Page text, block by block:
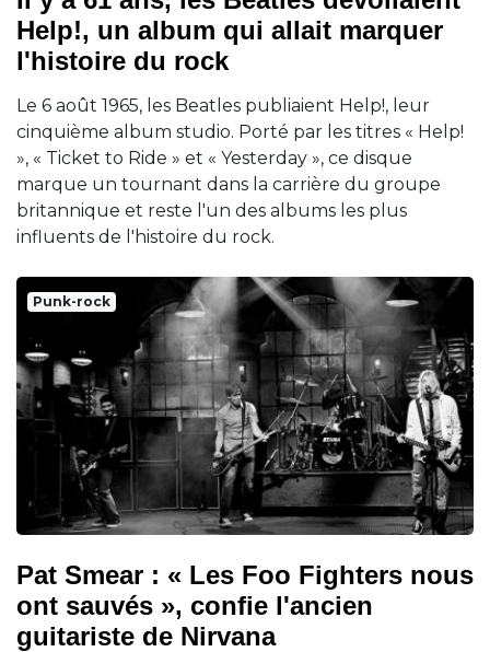
Help!, un album qui allait marquer
l'histoire du rock
Le 6 août 1965, les Beatles publiaient Help!, leur
cinquième album studio. Porté par les titres « Help!
», « Ticket to Ride » et « Yesterday », ce disque
marque un tournant dans la carrière du groupe
britannique et reste l'un des albums les plus
influents de l'histoire du rock.
Punk-rock
Pat Smear : « Les Foo Fighters nous
ont sauvés », confie l'ancien
guitariste de Nirvana